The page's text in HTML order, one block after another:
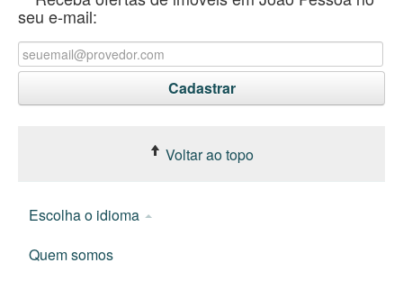
seu e-mail:
Voltar ao topo
Escolha o idioma
Quem somos